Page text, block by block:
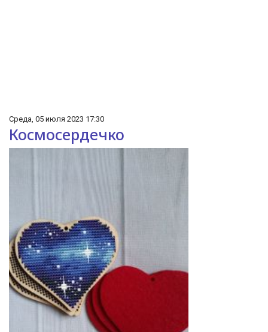
Среда, 05 июля 2023 17:30
Космосердечко